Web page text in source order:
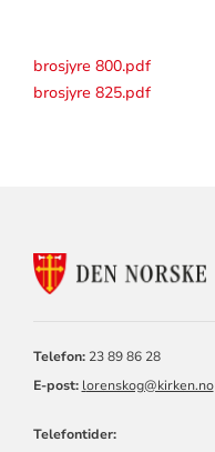
brosjyre 800.pdf
brosjyre 825.pdf
Telefon: 23 89 86 28
E-post: lorenskog@kirken.no
Telefontider: